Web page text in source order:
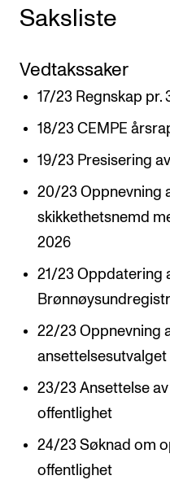
New at the Academy
STAFF SUPPORT
IT and Digital Services
Canvas
Rooms and Buildings
Communication
All of Staff Support
News
FOR INSTRUCTORS
Exams, Reports and
Scheduling and
Tools for Teaching
RESEARCH
Research Life
Saksliste
Vedtakssaker
17/23 Regnskap pr.
18/23 CEMPE
19/23 Presisering
20/23 Oppnevning
skikkethetsnemd
2026
21/23 Oppdatering
22/23 Oppnevning
ansettelsesutvalget
23/23 Ansettelse
offentlighet
24/23 Søknad om
offentlighet